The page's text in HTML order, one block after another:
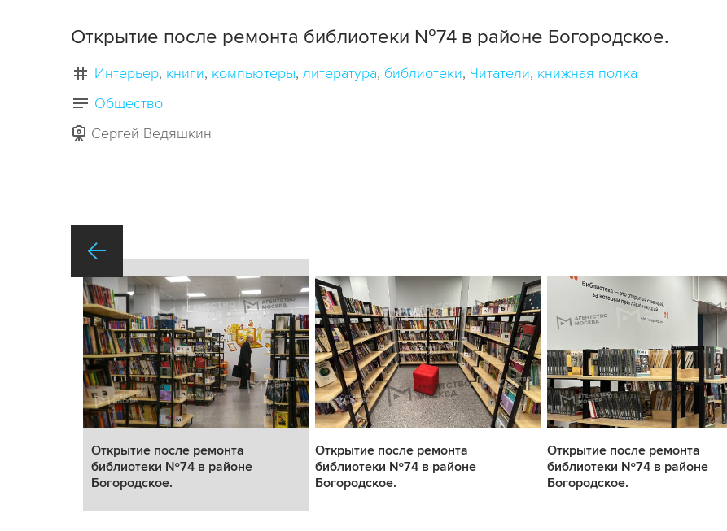
Открытие после ремонта библиотеки №74 в районе Богородское.
Интерьер книги компьютеры литература библиотеки Читатели книжная полка
Общество
Сергей Ведяшкин
Открытие после ремонта
библиотеки №74 в районе
Богородское.
Открытие после ремонта
библиотеки №74 в районе
Богородское.
Открытие после ремонта
библиотеки №74 в районе
Богородское.